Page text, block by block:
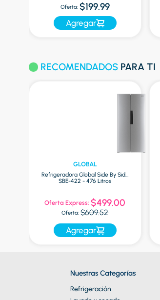
Oferta: $199.99
Agregar
RECOMENDADOS PARA TI
GLOBAL
Refrigeradora Global Side By Side
SBE-422 - 476 Litros
Oferta Express: $499.00
Oferta: $609.52
Agregar
Nuestras Categorías
Refrigeración